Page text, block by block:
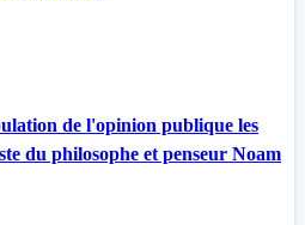
de l'opinion publique les
du philosophe et penseur Noam